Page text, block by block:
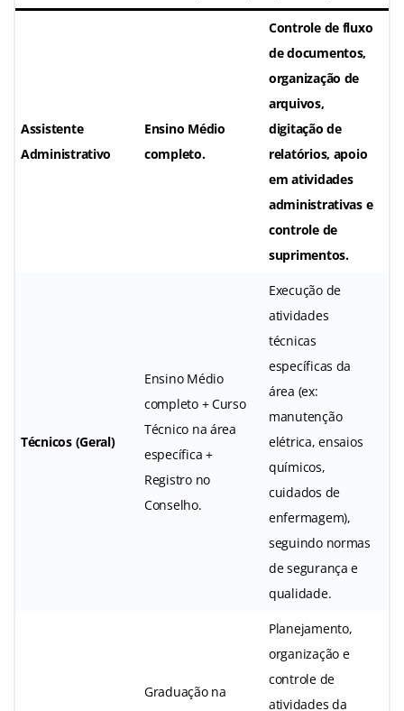
Assistente
Administrativo
Ensino Médio
completo.
Controle de fluxo
de documentos,
organização de
arquivos,
digitação de
relatórios, apoio
em atividades
administrativas e
controle de
suprimentos.
Técnicos (Geral)
Ensino Médio
completo + Curso
Técnico na área
específica +
Registro no
Conselho.
Execução de
atividades
técnicas
específicas da
área (ex:
manutenção
elétrica, ensaios
químicos,
cuidados de
enfermagem),
seguindo normas
de segurança e
qualidade.
Graduação na
Planejamento,
organização e
controle de
atividades da